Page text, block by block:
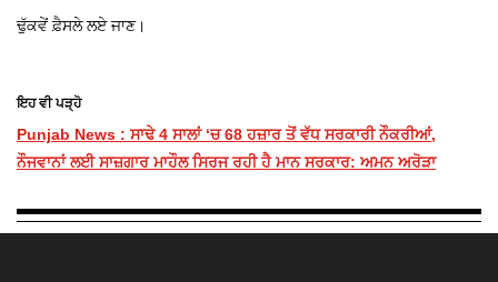
ਢੁੱਕਵੇਂ ਫ਼ੈਸਲੇ ਲਏ ਜਾਣ।
ਇਹ ਵੀ ਪੜ੍ਹੋ
Punjab News : ਸਾਢੇ 4 ਸਾਲਾਂ ‘ਚ 68 ਹਜ਼ਾਰ ਤੋਂ ਵੱਧ ਸਰਕਾਰੀ ਨੌਕਰੀਆਂ,
ਨੌਜਵਾਨਾਂ ਲਈ ਸਾਜ਼ਗਾਰ ਮਾਹੌਲ ਸਿਰਜ ਰਹੀ ਹੈ ਮਾਨ ਸਰਕਾਰ: ਅਮਨ ਅਰੋੜਾ